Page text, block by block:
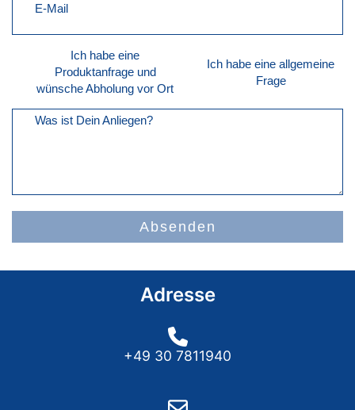
E-Mail
Ich habe eine
Produktanfrage und
wünsche Abholung vor Ort
Ich habe eine allgemeine
Frage
Was ist Dein Anliegen?
Absenden
Adresse
+49 30 7811940